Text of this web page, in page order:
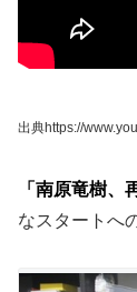
出典https://
「南原竜樹、
なスタートへ